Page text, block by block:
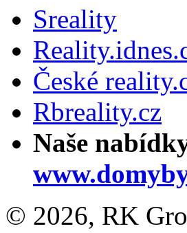
Sreality
České
Rbreality.cz
Naše
© 2026, RK